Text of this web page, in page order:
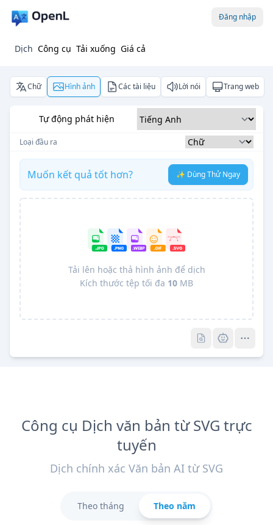
Đăng nhập
Dịch Công cụ Tải xuống Giá cả
Chữ Hình ảnh Các tài liệu Lời nói Trang web
Tự động phát hiện
Loại đầu ra
Muốn kết quả tốt hơn? ✨ Dùng Thử Ngay
Tải lên hoặc thả hình ảnh để dịch
Kích thước tệp tối đa 10 MB
Công cụ Dịch văn bản từ SVG trực
tuyến
Dịch chính xác Văn bản AI từ SVG
Theo tháng Theo năm